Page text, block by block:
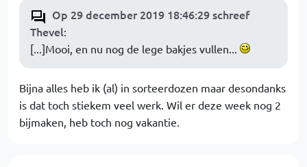
Op 29 december 2019 18:46:29 schreef
Thevel:
[...]Mooi, en nu nog de lege bakjes vullen...
Bijna alles heb ik (al) in sorteerdozen maar desondanks
is dat toch stiekem veel werk. Wil er deze week nog 2
bijmaken, heb toch nog vakantie.